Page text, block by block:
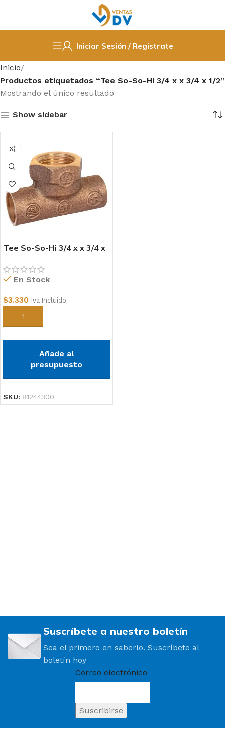
Iniciar Sesión / Registrate
Inicio
Productos etiquetados “Tee So-So-Hi 3/4 x x 3/4 x 1/2”
Mostrando el único resultado
Show sidebar
Tee So-So-Hi 3/4 x x 3/4 x
En Stock
$3.330 Iva Incluido
Añadir al carrito
Añade al
presupuesto
SKU: 81244300
Suscríbete a nuestro boletín
Sea el primero en saberlo. Suscríbete al
boletín hoy
Correo electrónico